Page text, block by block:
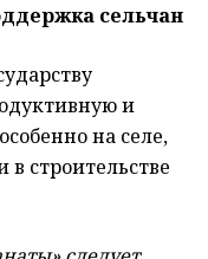
сельчан
и
на селе,
строительстве